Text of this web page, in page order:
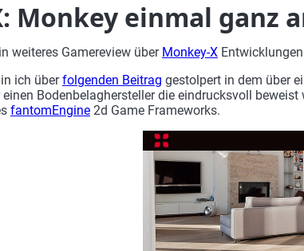
Monkey einmal ganz
weiteres Gamereview über Monkey-X
ich überfolgenden Beitrag gestolpert in dem über
Bodenbelaghersteller die eindrucksvoll
fantomEngine 2d Game Frameworks.